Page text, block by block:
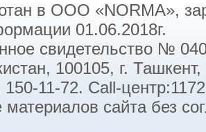
в ООО «NORMA»,
01.06.2018г.
свидетельство №
100105, г.
11-72. Call-
материалов сайта без